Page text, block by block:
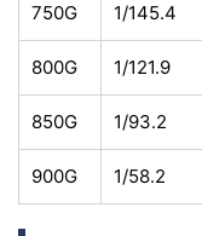
750G 1/145.4
800G 1/121.9
850G 1/93.2
900G 1/58.2